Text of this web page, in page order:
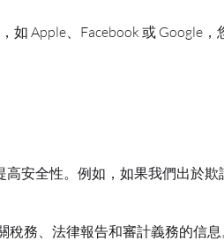
Apple、Facebook 或 Google，
安全性。例如，如果我們出於欺
務、法律報告和審計義務的信息